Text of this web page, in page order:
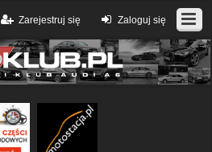
Zaloguj się
Zarejestruj się